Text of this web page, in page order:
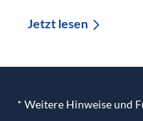
Jetzt lesen
* Weitere Hinweise und